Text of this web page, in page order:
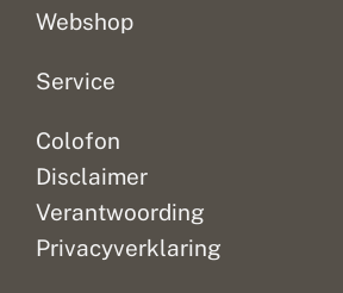
Webshop
Service
Colofon
Disclaimer
Verantwoording
Privacyverklaring